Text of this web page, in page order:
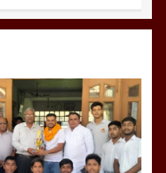
क्या कहा मौलाना कारी
शफीकुर्रहमान रहमान ने
March 11, 2025